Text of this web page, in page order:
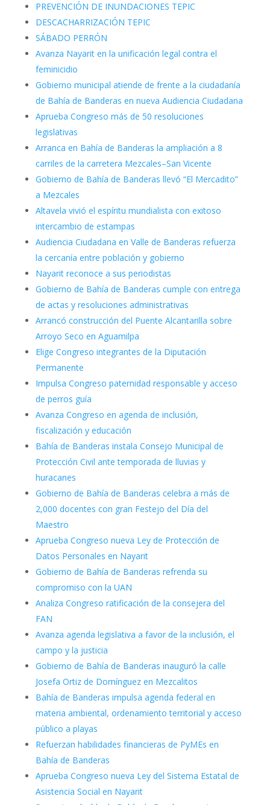
PREVENCIÓN DE INUNDACIONES TEPIC
DESCACHARRIZACIÓN TEPIC
SÁBADO PERRÓN
Avanza Nayarit en la unificación legal contra el
feminicidio
Gobierno municipal atiende de frente a la ciudadanía
de Bahía de Banderas en nueva Audiencia Ciudadana
Aprueba Congreso más de 50 resoluciones
legislativas
Arranca en Bahía de Banderas la ampliación a 8
carriles de la carretera Mezcales–San Vicente
Gobierno de Bahía de Banderas llevó “El Mercadito”
a Mezcales
Altavela vivió el espíritu mundialista con exitoso
intercambio de estampas
Audiencia Ciudadana en Valle de Banderas refuerza
la cercanía entre población y gobierno
Nayarit reconoce a sus periodistas
Gobierno de Bahía de Banderas cumple con entrega
de actas y resoluciones administrativas
Arrancó construcción del Puente Alcantarilla sobre
Arroyo Seco en Aguamilpa
Elige Congreso integrantes de la Diputación
Permanente
Impulsa Congreso paternidad responsable y acceso
de perros guía
Avanza Congreso en agenda de inclusión,
fiscalización y educación
Bahía de Banderas instala Consejo Municipal de
Protección Civil ante temporada de lluvias y
huracanes
Gobierno de Bahía de Banderas celebra a más de
2,000 docentes con gran Festejo del Día del
Maestro
Aprueba Congreso nueva Ley de Protección de
Datos Personales en Nayarit
Gobierno de Bahía de Banderas refrenda su
compromiso con la UAN
Analiza Congreso ratificación de la consejera del
FAN
Avanza agenda legislativa a favor de la inclusión, el
campo y la justicia
Gobierno de Bahía de Banderas inauguró la calle
Josefa Ortiz de Domínguez en Mezcalitos
Bahía de Banderas impulsa agenda federal en
materia ambiental, ordenamiento territorial y acceso
público a playas
Refuerzan habilidades financieras de PyMEs en
Bahía de Banderas
Aprueba Congreso nueva Ley del Sistema Estatal de
Asistencia Social en Nayarit